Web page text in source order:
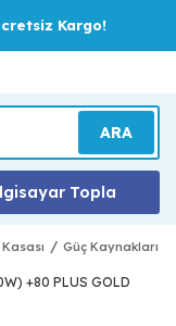
Kargo!
ARA
Topla
Güç Kaynakları